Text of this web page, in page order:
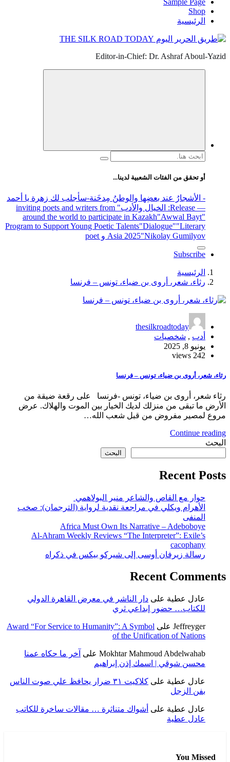
Sample Page
Shop
الرئيسية
Editor-in-Chief: Dr. Ashraf Aboul-Yazid
البحث
أو تحقق من الفئات الشعبية لدينا...
- الأشجارُ عند بعضِها والوطنُ مِدخَنة-سأجلب لك زهرة يا أحمد
— Release
: الخيال والأدب
" inviting poets and writers from
around the world to participate in Kazakh"Awwal Bayt"
Program to Support Young Poetic Talents"Dialogue""Literary
Asia 2025"Nikolay Gumilyov و poet
Subscribe
الرئيسية
رثاء، شعر، أروى بن ضياء، تونس – فرنسا
thesilkroadtoday
أدب , شخصيات
يونيو 8, 2025
242 views
رثاء، شعر، أروى بن ضياء، تونس – فرنسا
رثاء شعر، أروى بن ضياء، تونس -فرنسا على رقعة ضيقة من
الأرض ما تبقى من منزلك لديك الخيار بين الموت والهلاك. عرض
مروع لمصير مفروض من قبل شعب الله…
Continue reading
البحث
البحث
Recent Posts
حوار مع القاص والشاعر منير البولاهمي
الأهرام ويكلي في مراجعة نقدية لرواية (الترجمان): صخب
المنفى
Africa Must Own Its Narrative – Adeboboye
Al-Ahram Weekly Reviews “The Interpreter”: Exile’s
cacophany
رسالة زيرفان أوسى إلى شيركو بيكس في ذكراه
Recent Comments
عادل عطية على دار الناشر في معرض القاهرة الدولي
للكتاب… حضور إبداعي ثري
Jeffreyger على Award “For Service to Humanity”: A Symbol
of the Unification of Nations
Mokhtar Mahmoud Abdelwahab على آخر ما حكاه عمنا
محسن شوقي | اسمك إذن إبراهيم
عادل عطية على
كلاكيت ٣١ ضرار يحافظ علي صوت الناس
بفن الزجل
عادل عطية على أشواك متناثرة … مقالات ساخرة للكاتب
عادل عطية
You Missed